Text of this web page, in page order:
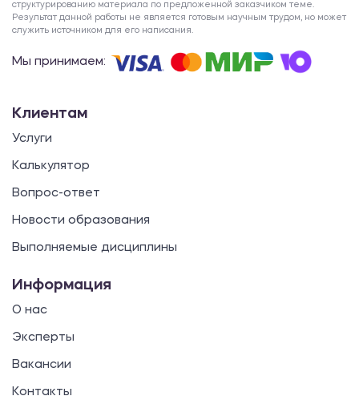
структурированию материала по предложенной заказчиком теме.
Результат данной работы не является готовым научным трудом, но может
служить источником для его написания.
Мы принимаем:
Клиентам
Услуги
Калькулятор
Вопрос-ответ
Новости образования
Выполняемые дисциплины
Информация
О нас
Эксперты
Вакансии
Контакты